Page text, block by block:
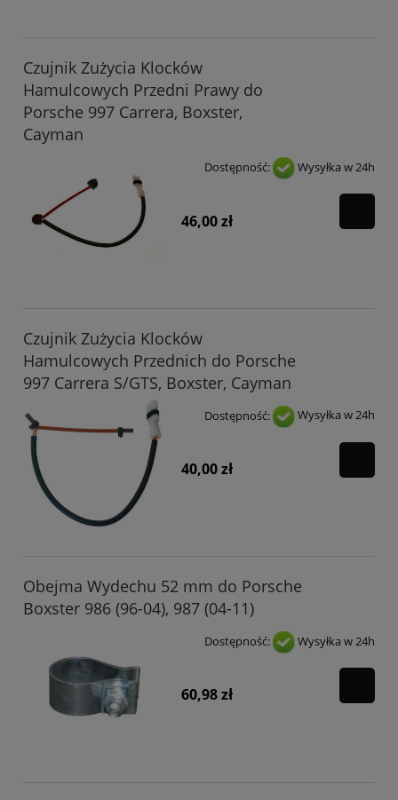
Czujnik Zużycia Klocków
Hamulcowych Przedni Prawy do
Porsche 997 Carrera, Boxster,
Cayman
Dostępność: Wysyłka w 24h
46,00 zł
Czujnik Zużycia Klocków
Hamulcowych Przednich do Porsche
997 Carrera S/GTS, Boxster, Cayman
Dostępność: Wysyłka w 24h
40,00 zł
Obejma Wydechu 52 mm do Porsche
Boxster 986 (96-04), 987 (04-11)
Dostępność: Wysyłka w 24h
60,98 zł